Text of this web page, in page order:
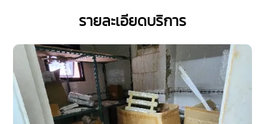
รายละเอียดบริการ